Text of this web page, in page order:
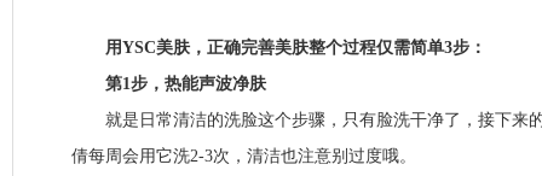
用YSC美肤，正确完善美肤整个过程仅需简单3步：
第1步，热能声波净肤
就是日常清洁的洗脸这个步骤，只有脸洗干净了，接下来
倩每周会用它洗2-3次，清洁也注意别过度哦。